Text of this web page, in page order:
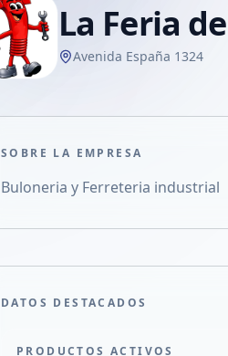
La Feria
Avenida España 1324
SOBRE LA EMPRESA
Buloneria y Ferreteria industrial
DATOS DESTACADOS
PRODUCTOS ACTIVOS